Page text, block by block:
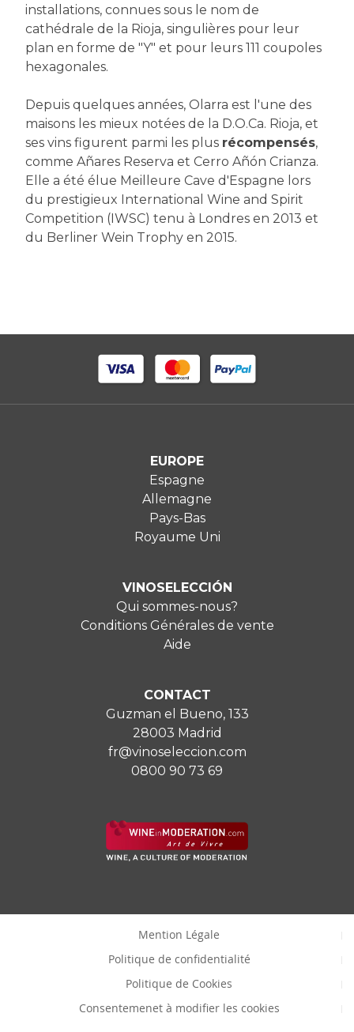
installations, connues sous le nom de
cathédrale de la Rioja, singulières pour leur
plan en forme de "Y" et pour leurs 111 coupoles
hexagonales.
Depuis quelques années, Olarra est l'une des
maisons les mieux notées de la D.O.Ca. Rioja, et
ses vins figurent parmi les plus récompensés,
comme Añares Reserva et Cerro Añón Crianza.
Elle a été élue Meilleure Cave d'Espagne lors
du prestigieux International Wine and Spirit
Competition (IWSC) tenu à Londres en 2013 et
du Berliner Wein Trophy en 2015.
EUROPE
Espagne
Allemagne
Pays-Bas
Royaume Uni
VINOSELECCIÓN
Qui sommes-nous?
Conditions Générales de vente
Aide
CONTACT
Guzman el Bueno, 133
28003 Madrid
fr@vinoseleccion.com
0800 90 73 69
Mention Légale
Politique de confidentialité
Politique de Cookies
Consentemenet à modifier les cookies